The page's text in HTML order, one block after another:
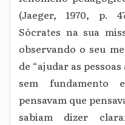
(Jaeger, 1970, p.
Sócrates na sua
observando o seu
de “ajudar as
sem fundamento
pensavam que
sabiam dizer